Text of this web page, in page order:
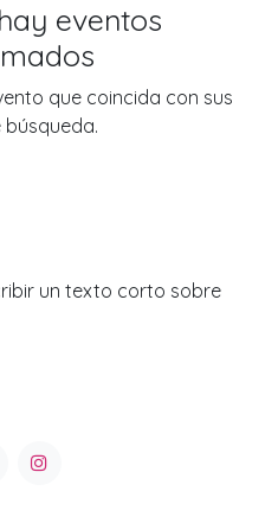
eventos
que coincida con sus
un texto corto sobre